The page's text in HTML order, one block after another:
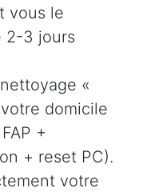
vous le
2-3 jours
«
domicile
+
+ reset PC).
votre